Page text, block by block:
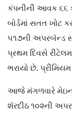
કંપનીની આવક ૬૬
બોર્ડમાં સતત ખોટ
૫૧૭ની અપરબૅન્ડ
પ્રથમ દિવસે
ભરાયો છે.
આજે મંગળવારે મેઇન
શૅરદીઠ ૧૦૨ની